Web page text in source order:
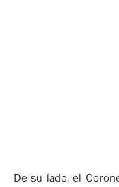
De su lado, el